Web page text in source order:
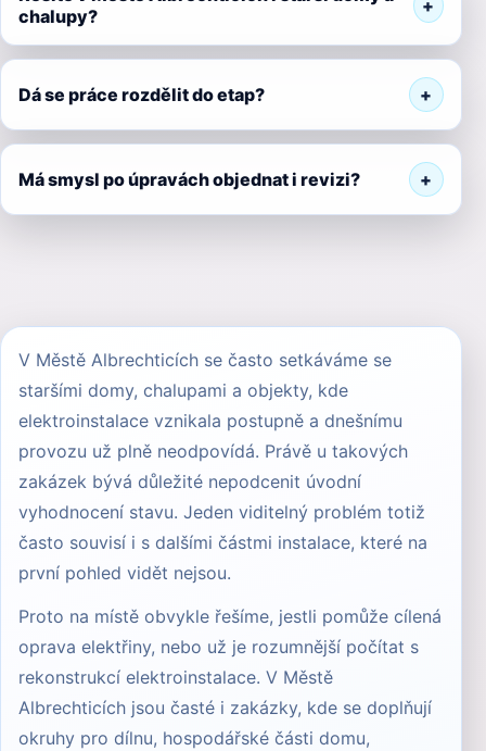
chalupy?
Dá se práce rozdělit do etap?
Má smysl po úpravách objednat i revizi?
V Městě Albrechticích se často setkáváme se
staršími domy, chalupami a objekty, kde
elektroinstalace vznikala postupně a dnešnímu
provozu už plně neodpovídá. Právě u takových
zakázek bývá důležité nepodcenit úvodní
vyhodnocení stavu. Jeden viditelný problém totiž
často souvisí i s dalšími částmi instalace, které na
první pohled vidět nejsou.
Proto na místě obvykle řešíme, jestli pomůže cílená
oprava elektřiny, nebo už je rozumnější počítat s
rekonstrukcí elektroinstalace. V Městě
Albrechticích jsou časté i zakázky, kde se doplňují
okruhy pro dílnu, hospodářské části domu,